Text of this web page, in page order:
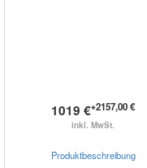
1019 €*2157,00 €
inkl. MwSt.
Produktbeschreibung